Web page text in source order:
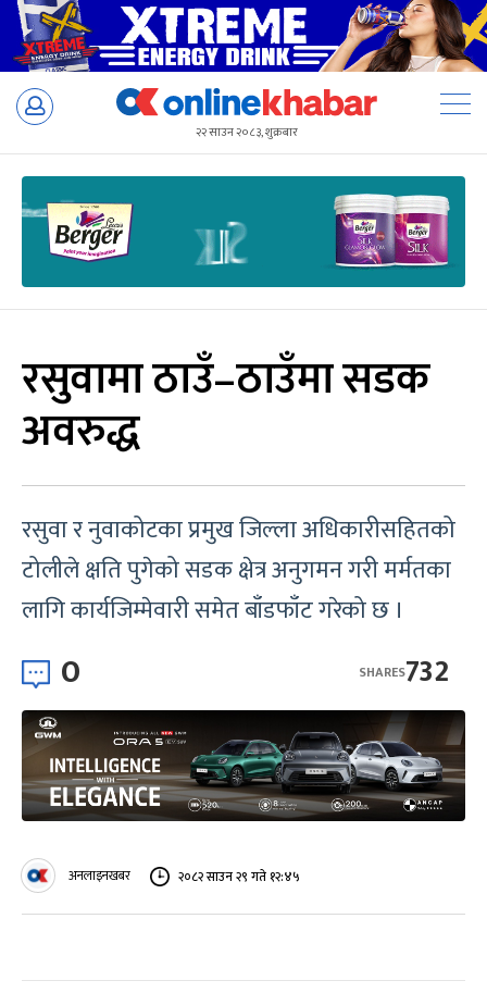
Skip
२२ साउन २०८३, शुक्रबार
रसुवामा ठाउँ–ठाउँमा सडक
अवरुद्ध
रसुवा र नुवाकोटका प्रमुख जिल्ला अधिकारीसहितको
टोलीले क्षति पुगेको सडक क्षेत्र अनुगमन गरी मर्मतका
लागि कार्यजिम्मेवारी समेत बाँडफाँट गरेको छ ।
0 732
SHARES
अनलाइनखबर २०८२ साउन २९ गते १२:४५